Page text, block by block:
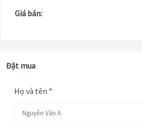
Giá bán:
Đặt mua
Họ và tên *